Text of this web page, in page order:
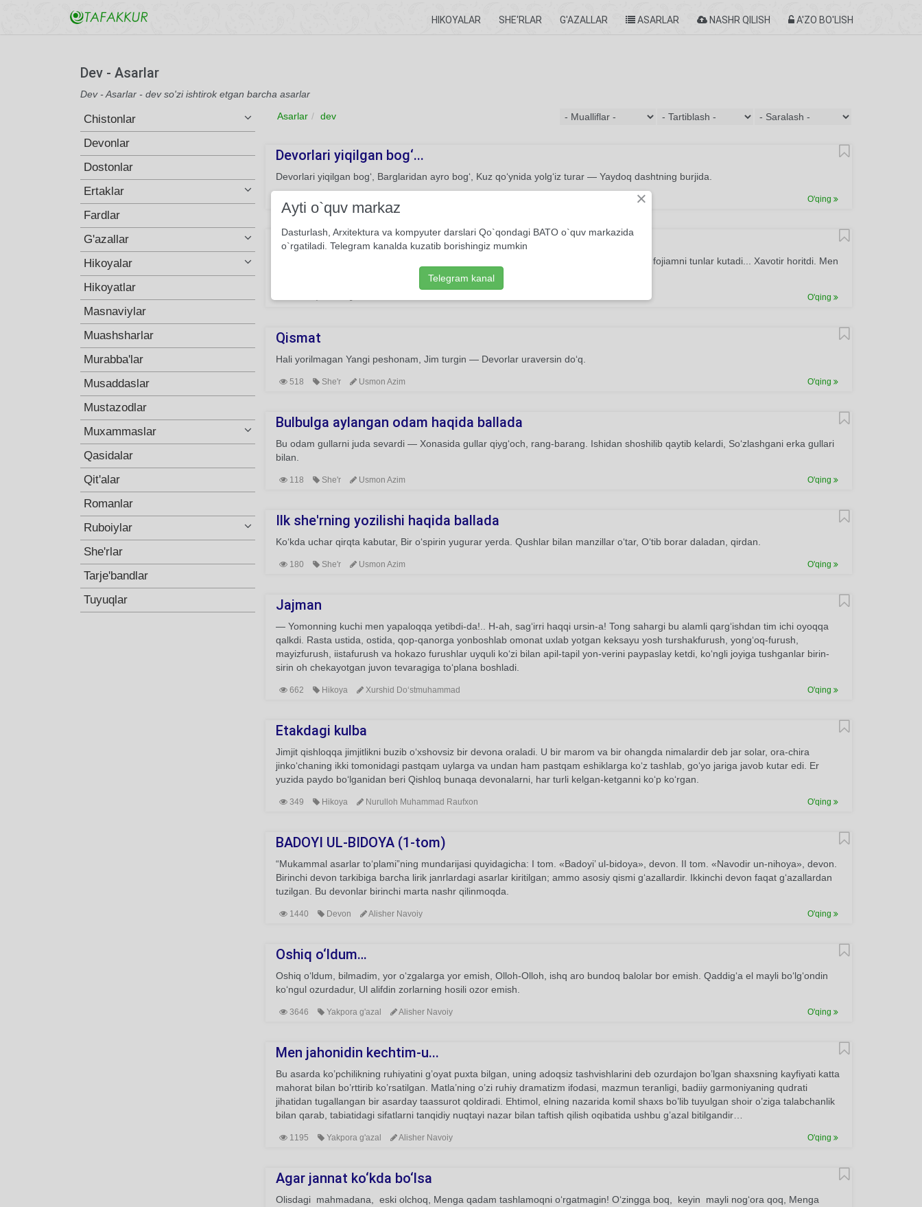
HIKOYALAR SHE'RLAR G'AZALLAR ASARLAR NASHR QILISH A'ZO BO'LISH
Dev - Asarlar
Dev - Asarlar - dev so'zi ishtirok etgan barcha asarlar
Chistonlar
Devonlar
Dostonlar
Ertaklar
Fardlar
G'azallar
Hikoyalar
Hikoyatlar
Masnaviylar
Muashsharlar
Murabba'lar
Musaddaslar
Mustazodlar
Muxammaslar
Qasidalar
Qit'alar
Romanlar
Ruboiylar
She'rlar
Tarje'bandlar
Tuyuqlar
Asarlar dev
Devorlari yiqilgan bog‘...
Devorlari yiqilgan bog‘, Barglaridan ayro bog‘, Kuz qo‘ynida yolg‘iz turar — Yaydoq dashtning burjida.
O'qing
Sahro — cheksiz jondor — meni yutadi...
Sahro — cheksiz jondor — meni yutadi, Yгtadi to‘rt taraf — to‘rt tubsiz ummon. Tunday fojiamni tunlar kutadi... Xavotir horitdi. Men
O'qing
Qismat
Hali yorilmagan Yangi peshonam, Jim turgin — Devorlar uraversin do‘q.
518 She'r Usmon Azim O'qing
Bulbulga aylangan odam haqida ballada
Bu odam gullarni juda sevardi — Xonasida gullar qiyg‘och, rang-barang. Ishidan shoshilib qaytib kelardi, So‘zlashgani erka gullari
bilan.
118 She'r Usmon Azim O'qing
Ilk she'rning yozilishi haqida ballada
Ko‘kda uchar qirqta kabutar, Bir o‘spirin yugurar yerda. Qushlar bilan manzillar o‘tar, O‘tib borar daladan, qirdan.
180 She'r Usmon Azim O'qing
Jajman
— Yomonning kuchi men yapaloqqa yetibdi-da!.. H-ah, sag‘irri haqqi ursin-a! Tong sahargi bu alamli qarg‘ishdan tim ichi oyoqqa
qalkdi. Rasta ustida, ostida, qop-qanorga yonboshlab omonat uxlab yotgan keksayu yosh turshakfurush, yong‘oq-furush,
mayizfurush, iistafurush va hokazo furushlar uyquli ko‘zi bilan apil-tapil yon-verini paypaslay ketdi, ko‘ngli joyiga tushganlar birin-
sirin oh chekayotgan juvon tevaragiga to‘plana boshladi.
662 Hikoya Xurshid Do‘stmuhammad O'qing
Etakdagi kulba
Jimjit qishloqqa jimjitlikni buzib o‘xshovsiz bir devona oraladi. U bir marom va bir ohangda nimalardir deb jar solar, ora-chira
jinko‘chaning ikki tomonidagi pastqam uylarga va undan ham pastqam eshiklarga ko‘z tashlab, go‘yo jariga javob kutar edi. Er
yuzida paydo bo‘lganidan beri Qishloq bunaqa devonalarni, har turli kelgan-ketganni ko‘p ko‘rgan.
349 Hikoya Nurulloh Muhammad Raufxon O'qing
BADOYI UL-BIDOYA (1-tom)
“Mukammal asarlar to‘plami”ning mundarijasi quyidagicha: I tom. «Badoyi’ ul-bidoya», devon. II tom. «Navodir un-nihoya», devon.
Birinchi devon tarkibiga barcha lirik janrlardagi asarlar kiritilgan; ammo asosiy qismi g‘azallardir. Ikkinchi devon faqat g‘azallardan
tuzilgan. Bu devonlar birinchi marta nashr qilinmoqda.
1440 Devon Alisher Navoiy O'qing
Oshiq o‘ldum…
Oshiq o‘ldum, bilmadim, yor o‘zgalarga yor emish, Olloh-Olloh, ishq aro bundoq balolar bor emish. Qaddig‘a el mayli bo‘lg‘ondin
ko‘ngul ozurdadur, Ul alifdin zorlarning hosili ozor emish.
3646 Yakpora g'azal Alisher Navoiy O'qing
Men jahonidin kechtim-u...
Bu asarda ko’pchilikning ruhiyatini g’oyat puxta bilgan, uning adoqsiz tashvishlarini deb ozurdajon bo’lgan shaxsning kayfiyati katta
mahorat bilan bo’rttirib ko’rsatilgan. Matla’ning o’zi ruhiy dramatizm ifodasi, mazmun teranligi, badiiy garmoniyaning qudrati
jihatidan tugallangan bir asarday taassurot qoldiradi. Ehtimol, elning nazarida komil shaxs bo’lib tuyulgan shoir o’ziga talabchanlik
bilan qarab, tabiatidagi sifatlarni tanqidiy nuqtayi nazar bilan taftish qilish oqibatida ushbu g’azal bitilgandir…
1195 Yakpora g'azal Alisher Navoiy O'qing
Agar jannat ko‘kda bo‘lsa
Olisdagi mahmadana, eski olchoq, Menga qadam tashlamoqni o‘rgatmagin! O‘zingga boq, keyin mayli nog‘ora qoq, Menga
×
Ayti o`quv markaz
Dasturlash, Arxitektura va kompyuter darslari Qo`qondagi BATO o`quv markazida
o`rgatiladi. Telegram kanalda kuzatib borishingiz mumkin
Telegram kanal